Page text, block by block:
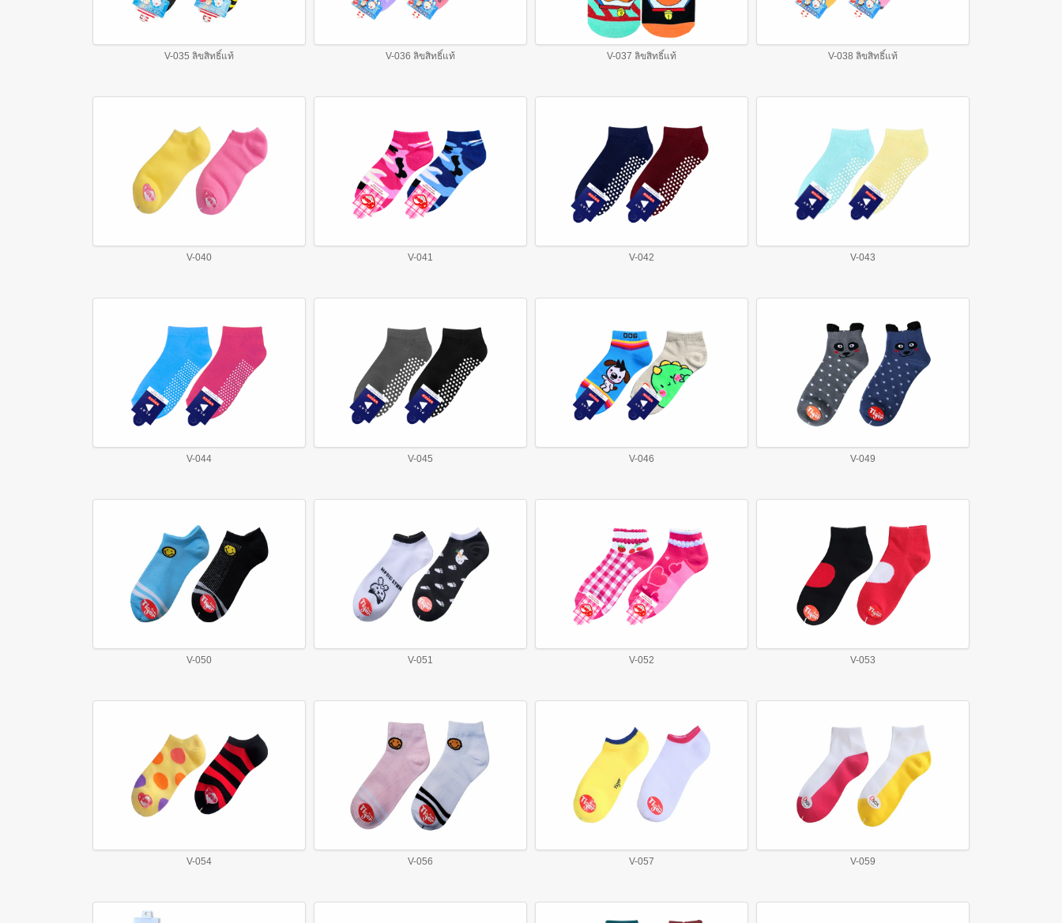
V-035 ลิขสิทธิ์แท้ V-036 ลิขสิทธิ์แท้ V-037 ลิขสิทธิ์แท้ V-038 ลิขสิทธิ์แท้
V-040 V-041 V-042 V-043
V-044 V-045 V-046 V-049
V-050 V-051 V-052 V-053
V-054 V-056 V-057 V-059